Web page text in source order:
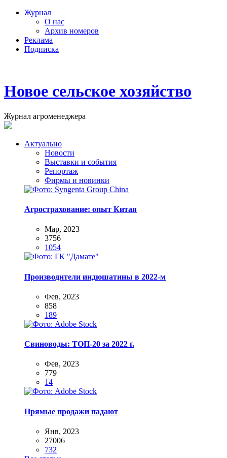
Журнал
О нас
Архив номеров
Реклама
Подписка
Новое сельское хозяйство
Журнал агроменеджера
Актуально
Новости
Выставки и события
Репортаж
Фирмы и новинки
Агрострахование: опыт Китая
Мар, 2023
3756
1054
Производители индюшатины в 2022-м
Фев, 2023
858
189
Свиноводы: ТОП-20 за 2022 г.
Фев, 2023
779
14
Прямые продажи падают
Янв, 2023
27006
732